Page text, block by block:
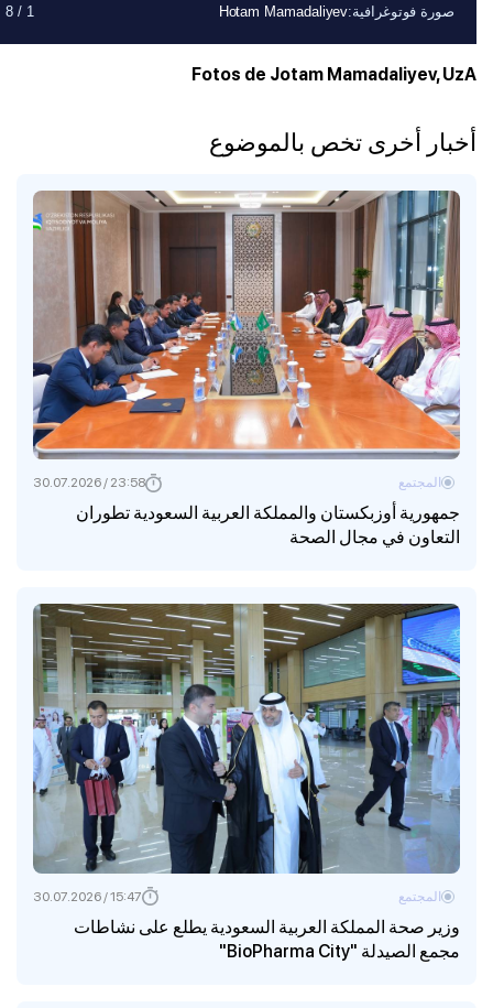
صورة فوتوغرافية:
Hotam Mamadaliyev
1
/
8 صورة فوتوغرافية:
Hotam Mamadaliyev
1
/
8 صورة فوتوغرافية:
Hotam Mamadaliyev
1
/
8 صورة فوتوغرافية:
Hotam Mamadaliyev
1
/
8 صورة فوتوغرافية:
Hotam Mamadaliyev
1
/
8 صورة فوتوغرافية:
Hotam Mamadaliyev
1
/
8 صورة فوتوغرافية:
Hotam Mamadaliyev
1
/
8 صورة فوتوغرافية:
Hotam Mamadaliyev
1
/
8
Fotos de Jotam Mamadaliyev, UzA
أخبار أخرى تخص بالموضوع
جمهورية أوزبكستان والمملكة العربية السعودية تطوران
التعاون في مجال الصحة
المجتمع 23:58 / 30.07.2026
وزير صحة المملكة العربية السعودية يطلع على نشاطات
مجمع الصيدلة "BioPharma City"
المجتمع 15:47 / 30.07.2026